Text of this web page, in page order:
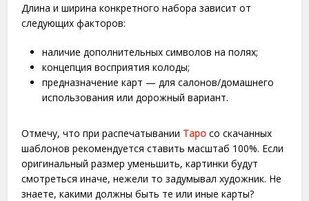
Длина и ширина конкретного набора зависит от
следующих факторов:
наличие дополнительных символов на полях;
концепция восприятия колоды;
предназначение карт — для салонов/домашнего
использования или дорожный вариант.
Отмечу, что при распечатывании Таро со скачанных
шаблонов рекомендуется ставить масштаб 100%. Если
оригинальный размер уменьшить, картинки будут
смотреться иначе, нежели то задумывал художник. Не
знаете, какими должны быть те или иные карты?